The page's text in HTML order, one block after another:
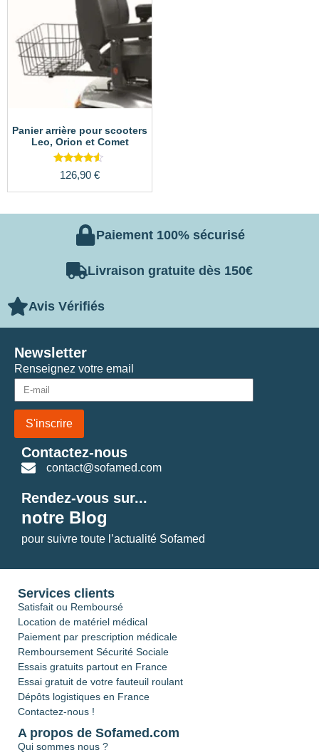
Panier arrière pour scooters
Leo, Orion et Comet
Note
4.33
sur 5
126,90 €
Paiement 100% sécurisé
Livraison gratuite dès 150€
Avis Vérifiés
Renseignez votre email
S'inscrire
Newsletter
Contactez-nous
contact@sofamed.com
Rendez-vous sur...
notre Blog
pour suivre toute l’actualité Sofamed
Services clients
Satisfait ou Remboursé
Location de matériel médical
Paiement par prescription médicale
Remboursement Sécurité Sociale
Essais gratuits partout en France
Essai gratuit de votre fauteuil roulant
Dépôts logistiques en France
Contactez-nous !
A propos de Sofamed.com
Qui sommes nous ?